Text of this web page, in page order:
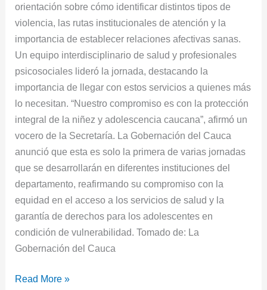
orientación sobre cómo identificar distintos tipos de
violencia, las rutas institucionales de atención y la
importancia de establecer relaciones afectivas sanas.
Un equipo interdisciplinario de salud y profesionales
psicosociales lideró la jornada, destacando la
importancia de llegar con estos servicios a quienes más
lo necesitan. “Nuestro compromiso es con la protección
integral de la niñez y adolescencia caucana”, afirmó un
vocero de la Secretaría. La Gobernación del Cauca
anunció que esta es solo la primera de varias jornadas
que se desarrollarán en diferentes instituciones del
departamento, reafirmando su compromiso con la
equidad en el acceso a los servicios de salud y la
garantía de derechos para los adolescentes en
condición de vulnerabilidad. Tomado de: La
Gobernación del Cauca
Read More »